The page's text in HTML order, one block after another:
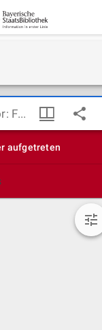
TypeError: Failed to fetch
aufgetreten